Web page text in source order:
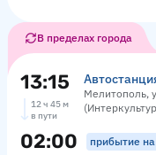
В пределах города
13:15
Мелитополь,
12 ч 45 м
в пути
02:00 прибытие